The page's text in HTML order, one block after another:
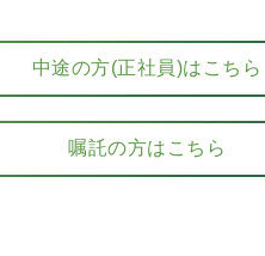
中途の方(正社員)はこちら
嘱託の方はこちら